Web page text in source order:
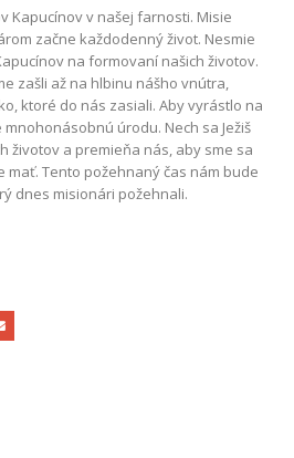
Kapucínov v našej farnosti. Misie
začne každodenný život. Nesmie
na formovaní našich životov.
zašli až na hlbinu nášho vnútra,
ktoré do nás zasiali. Aby vyrástlo na
úrodu. Nech sa Ježiš
životov a premieňa nás, aby sme sa
mať. Tento požehnaný čas nám bude
dnes misionári požehnali.